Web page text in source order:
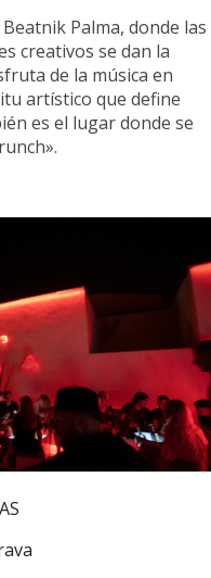
Palma, donde las
creativos se dan la
de la música en
artístico que define
es el lugar donde se